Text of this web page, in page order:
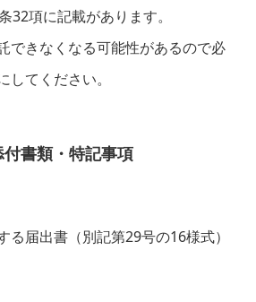
32項に記載があります。
できなくなる可能性があるので必
てください。
書類・特記事項
る届出書（別記第29号の16様式）